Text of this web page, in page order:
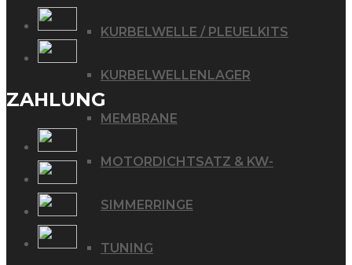
KURBELWELLE / PLEUELKITS
KURBELWELLENLAGER
MEMBRANE
MOTORDICHTSATZ & KW-
SIMMERRINGE
TUNING
ZAHLUNG